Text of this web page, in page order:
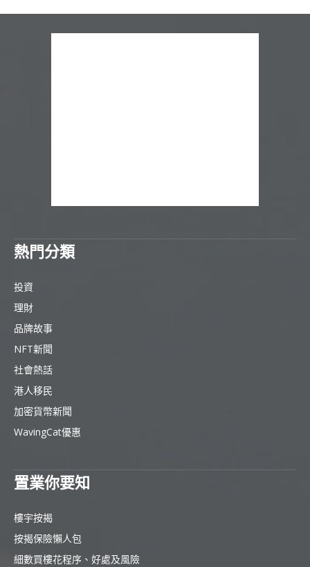
熱門分類
投資
理財
品牌故事
NFT新聞
社會熱話
港人移民
加密貨幣新聞
WavingCat優惠
置業你要知
樓宇按揭
按揭保險懶人包
細數買樓花程序、好處及風險